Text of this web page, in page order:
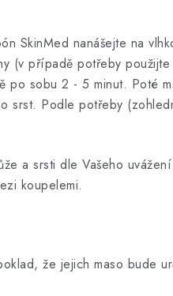
SkinMed nanášejte na
(v případě potřeby
po sobu 2 - 5 minut. Poté
srst. Podle potřeby
a srsti dle Vašeho
koupelemi.
že jejich maso bude